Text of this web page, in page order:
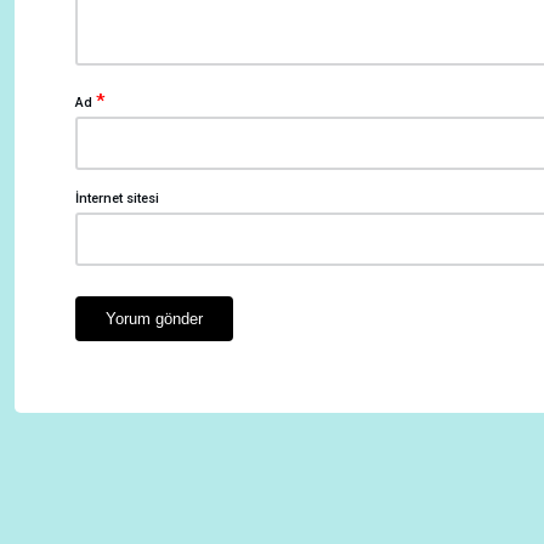
Ad *
İnternet sitesi